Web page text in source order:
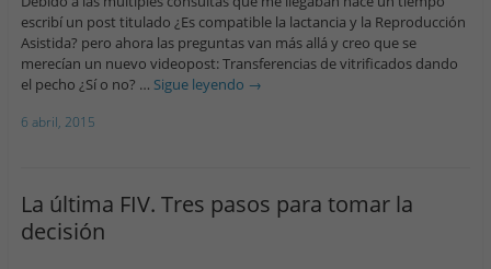
escribí un post titulado ¿Es compatible la lactancia y la Reproducción
Asistida? pero ahora las preguntas van más allá y creo que se
merecían un nuevo videopost: Transferencias de vitrificados dando
el pecho ¿Sí o no? … Sigue leyendo →
6 abril, 2015
La última FIV. Tres pasos para tomar la
decisión